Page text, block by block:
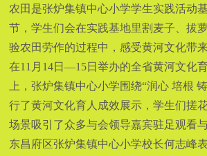
农田是张炉集镇中心小学学生实践活动
节，学生们会在实践基地里割麦子、拔
验农田劳作的过程中，感受黄河文化带
在11月14日—15日举办的全省黄河文化
上，张炉集镇中心小学围绕“润心 培根
行了黄河文化育人成效展示，学生们搓
场景吸引了众多与会领导嘉宾驻足观看与
东昌府区张炉集镇中心小学校长何志峰